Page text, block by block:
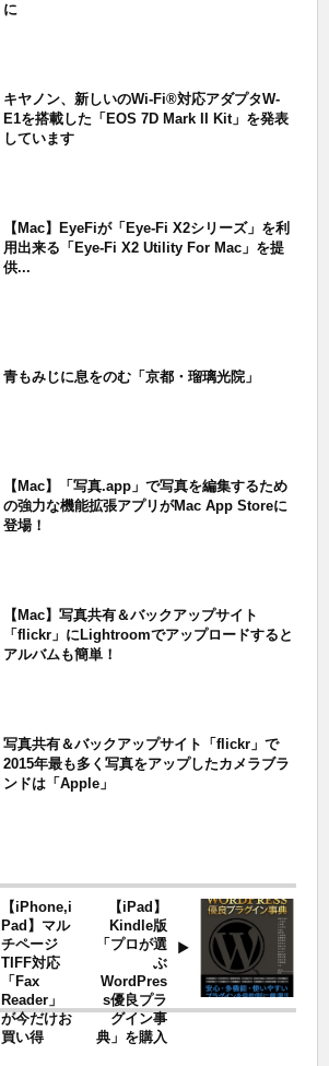
に
キヤノン、新しいのWi-Fi®対応アダプタW-
E1を搭載した「EOS 7D Mark II Kit」を発表
しています
【Mac】EyeFiが「Eye-Fi X2シリーズ」を利
用出来る「Eye-Fi X2 Utility For Mac」を提
供...
青もみじに息をのむ「京都・瑠璃光院」
【Mac】「写真.app」で写真を編集するため
の強力な機能拡張アプリがMac App Storeに
登場！
【Mac】写真共有＆バックアップサイト
「flickr」にLightroomでアップロードすると
アルバムも簡単！
写真共有＆バックアップサイト「flickr」で
2015年最も多く写真をアップしたカメラブラ
ンドは「Apple」
【iPhone,i
Pad】マル
チページ
TIFF対応
「Fax
Reader」
が今だけお
買い得
【iPad】
Kindle版
「プロが選
ぶ
WordPres
s優良プラ
グイン事
典」を購入